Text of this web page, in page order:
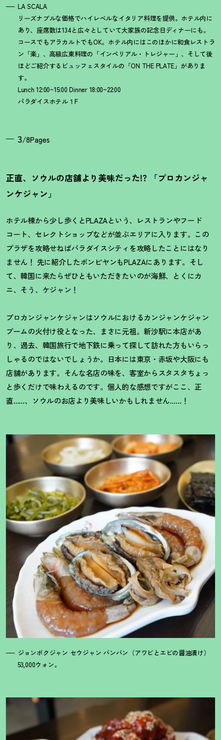
LA SCALA
リーズナブルな価格でハイレベルなイタリア料理を提供。ホテル内に
あり、座席数は134と広々としていて大家族の記念日ディナーにも。
コースでもアラカルトでもOK。ホテル内にはこのほかに和食レストラ
ン「楽」、高級広東料理の「インペリアル・トレジャー」、そして後
ほどご紹介するビュッフェスタイルの「ON THE PLATE」がありま
す。
Lunch 12:00~15:00 Dinner 18:00~22:00
パラダイスホテル１F
3/8Pages
正直、ソウルの店舗より美味だった!? 「プロカンジャ
ンケジャン」
ホテル棟から少し歩くとPLAZAという、レストランやフード
コート、セレクトショップなどが並ぶエリアに入ります。この
プラザを攻略せねばパラダイスシティを攻略したことにはなり
ません ！ 先に紹介したボンピヤンもPLAZAにあります。そし
て、韓国に来たらぜひともいただきたいのが海鮮、とくにカ
ニ、そう、ケジャン ！
プロカンジャンケジャンはソウルにおけるカンジャンケジャン
ブームの火付け役となった、まさに元祖。新沙駅に本店があ
り、過去、韓国旅行で地下鉄に乗って探して訪れた方もいらっ
しゃるのではないでしょうか。日本には東京・赤坂や大阪にも
店舗があります。そんな名店の味を、客室からスタスタちょっ
と歩くだけで味わえるのです。個人的な感想ですがここ、正
直……、ソウルのお店より美味しいかもしれません…… ！
ジョンボクジャン セウジャン バンバン（アワビとエビの醤油漬け）
53,000ウォン。